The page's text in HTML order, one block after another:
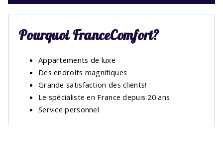
Pourquoi FranceComfort?
Appartements de luxe
Des endroits magnifiques
Grande satisfaction des clients!
Le spécialiste en France depuis 20 ans
Service personnel